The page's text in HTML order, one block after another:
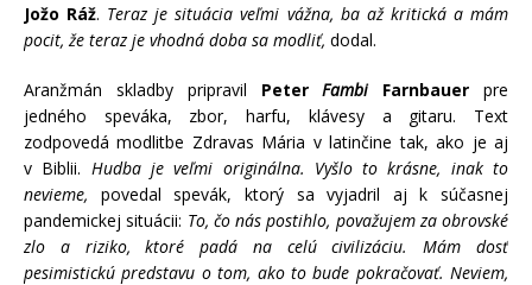
Jožo Ráž. Teraz je situácia veľmi vážna, ba až kritická a mám
pocit, že teraz je vhodná doba sa modliť, dodal.
Aranžmán skladby pripravil PeterFambiFarnbauer pre
jedného speváka, zbor, harfu, klávesy a gitaru. Text
zodpovedá modlitbe Zdravas Mária v latinčine tak, ako je aj
v Biblii. Hudba je veľmi originálna. Vyšlo to krásne, inak to
nevieme, povedal spevák, ktorý sa vyjadril aj k súčasnej
pandemickej situácii: To, čo nás postihlo, považujem za obrovské
zlo a riziko, ktoré padá na celú civilizáciu. Mám dosť
pesimistickú predstavu o tom, ako to bude pokračovať. Neviem,